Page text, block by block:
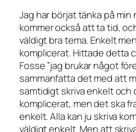
Jag har börjat tänka på min
kommer också att ta tid,
väldigt bra tema. Enkelt
komplicerat. Hittade detta
Fosse ”jag brukar något
sammanfatta det med att
samtidigt skriva enkelt och
komplicerat, men det ska
enkelt. Alla kan ju skriva
väldigt enkelt. Men att